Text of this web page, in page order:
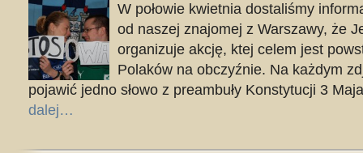
W połowie kwietnia dostaliśmy
od naszej znajomej z Warszawy, że
organizuje akcję, ktej celem jest
Polaków na obczyźnie. Na każdym
pojawić jedno słowo z preambuły Konstytucji 3
dalej…